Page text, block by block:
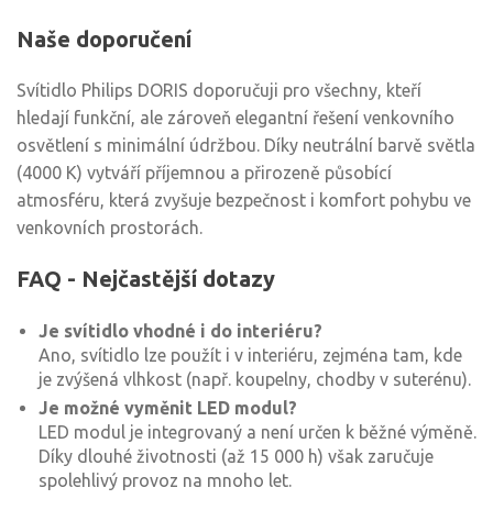
Naše doporučení
Svítidlo Philips DORIS doporučuji pro všechny, kteří
hledají funkční, ale zároveň elegantní řešení venkovního
osvětlení s minimální údržbou. Díky neutrální barvě světla
(4000 K) vytváří příjemnou a přirozeně působící
atmosféru, která zvyšuje bezpečnost i komfort pohybu ve
venkovních prostorách.
FAQ - Nejčastější dotazy
Je svítidlo vhodné i do interiéru?
Ano, svítidlo lze použít i v interiéru, zejména tam, kde
je zvýšená vlhkost (např. koupelny, chodby v suterénu).
Je možné vyměnit LED modul?
LED modul je integrovaný a není určen k běžné výměně.
Díky dlouhé životnosti (až 15 000 h) však zaručuje
spolehlivý provoz na mnoho let.